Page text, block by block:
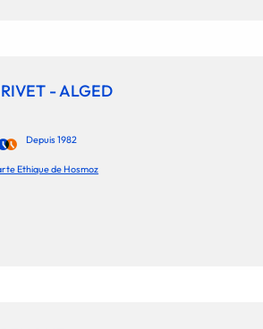
- ALGED
Depuis 1982
Ethique de Hosmoz